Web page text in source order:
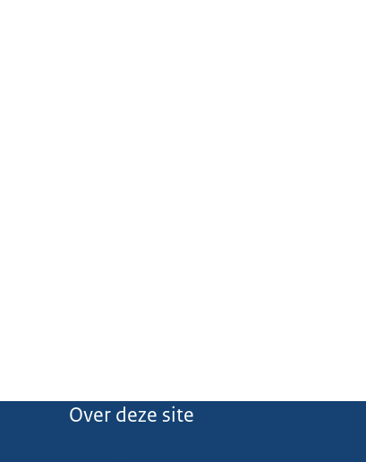
Over deze site